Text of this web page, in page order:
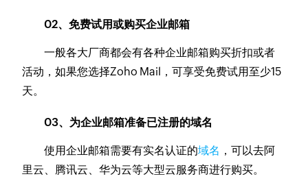
02、免费试用或购买企业邮箱
一般各大厂商都会有各种企业邮箱购买折扣或者
活动，如果您选择Zoho Mail，可享受免费试用至少15
天。
03、为企业邮箱准备已注册的域名
使用企业邮箱需要有实名认证的域名 ，可以去阿
里云、腾讯云、华为云等大型云服务商进行购买。